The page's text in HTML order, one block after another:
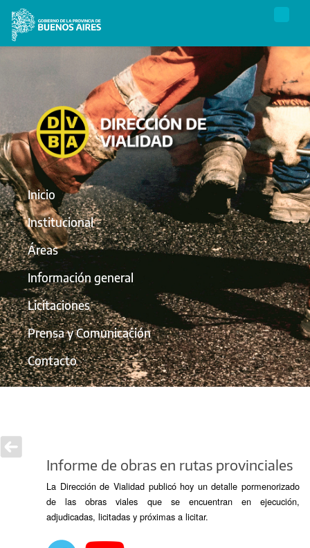
Inicio
Institucional
Áreas
Información general
Licitaciones
Prensa y Comunicación
Contacto
Informe de obras en rutas provinciales
La Dirección de Vialidad publicó hoy un detalle pormenorizado
de las obras viales que se encuentran en ejecución,
adjudicadas, licitadas y próximas a licitar.